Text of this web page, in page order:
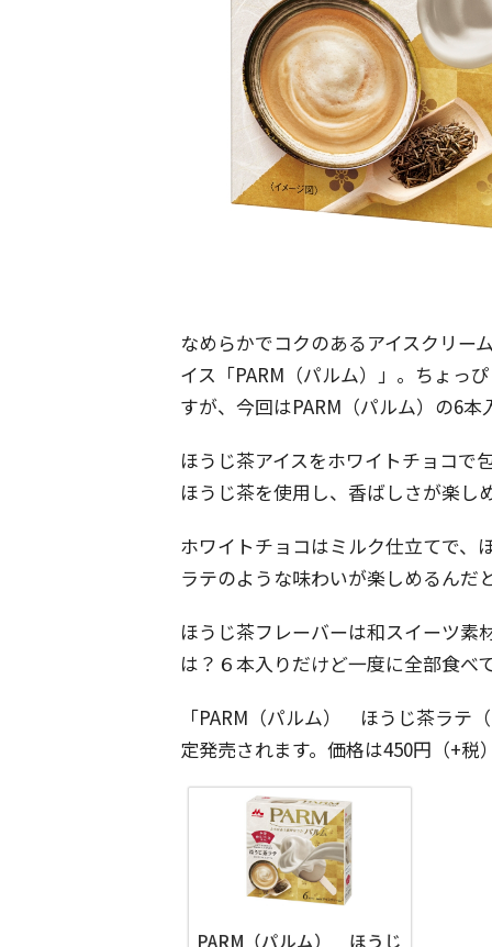
なめらかでコクのあるアイスクリー
イス「PARM（パルム）」。ちょっ
すが、今回はPARM（パルム）の6
ほうじ茶アイスをホワイトチョコで
ほうじ茶を使用し、香ばしさが楽し
ホワイトチョコはミルク仕立てで、
ラテのような味わいが楽しめるんだ
ほうじ茶フレーバーは和スイーツ素
は？６本入りだけど一度に全部食
「PARM（パルム） ほうじ茶ラテ
定発売されます。価格は450円（+税
PARM（パルム） ほうじ